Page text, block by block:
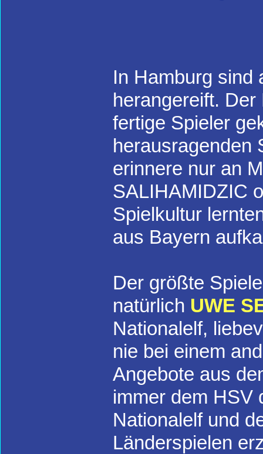
In Hamburg sind
herangereift.
fertige Spieler
herausragenden
erinnere nur an
SALIHAMIDZIC
Spielkultur
aus Bayern
Der größte
natürlich UWE
Nationalelf,
nie bei einem
Angebote aus
immer dem HSV
Nationalelf und
Länderspielen